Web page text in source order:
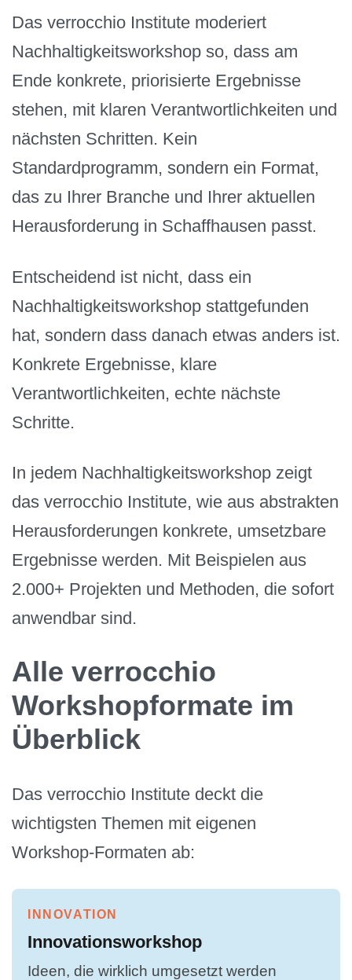
Das verrocchio Institute moderiert
Nachhaltigkeitsworkshop so, dass am
Ende konkrete, priorisierte Ergebnisse
stehen, mit klaren Verantwortlichkeiten und
nächsten Schritten. Kein
Standardprogramm, sondern ein Format,
das zu Ihrer Branche und Ihrer aktuellen
Herausforderung in Schaffhausen passt.
Entscheidend ist nicht, dass ein
Nachhaltigkeitsworkshop stattgefunden
hat, sondern dass danach etwas anders ist.
Konkrete Ergebnisse, klare
Verantwortlichkeiten, echte nächste
Schritte.
In jedem Nachhaltigkeitsworkshop zeigt
das verrocchio Institute, wie aus abstrakten
Herausforderungen konkrete, umsetzbare
Ergebnisse werden. Mit Beispielen aus
2.000+ Projekten und Methoden, die sofort
anwendbar sind.
Alle verrocchio
Workshopformate im
Überblick
Das verrocchio Institute deckt die
wichtigsten Themen mit eigenen
Workshop-Formaten ab:
INNOVATION
Innovationsworkshop
Ideen, die wirklich umgesetzt werden